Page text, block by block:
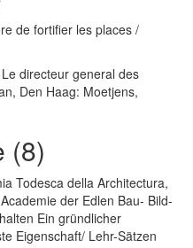
de fortifier les places /
Le directeur general des
, Den Haag: Moetjens,
(8)
Todesca della Architectura,
der Edlen Bau- Bild-
Ein gründlicher
Eigenschaft/ Lehr-Sätzen